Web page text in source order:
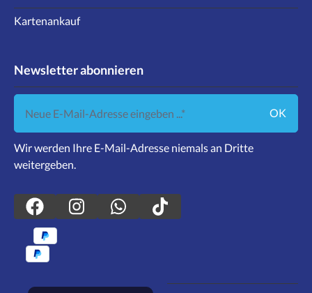
Kartenankauf
Newsletter abonnieren
Neue E-Mail-Adresse eingeben ...
OK
Wir werden Ihre E-Mail-Adresse niemals an Dritte
weitergeben.